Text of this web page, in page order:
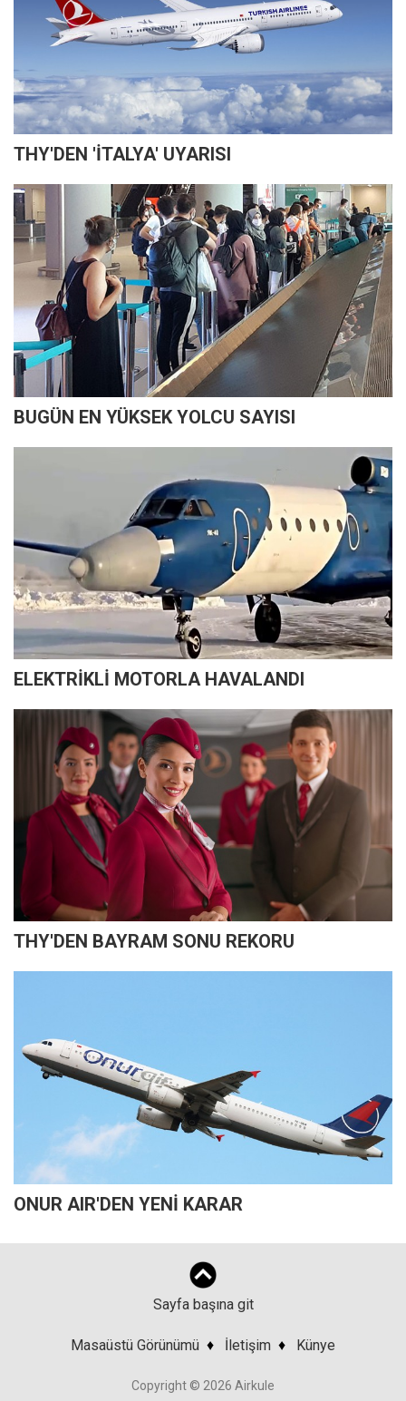
THY'DEN 'İTALYA' UYARISI
BUGÜN EN YÜKSEK YOLCU SAYISI
ELEKTRİKLİ MOTORLA HAVALANDI
THY'DEN BAYRAM SONU REKORU
ONUR AIR'DEN YENİ KARAR
Sayfa başına git
Masaüstü Görünümü ♦ İletişim ♦ Künye
Copyright © 2026 Airkule